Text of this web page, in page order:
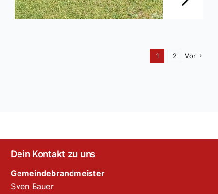
1 2 Vor
Dein Kontakt zu uns
Gemeindebrandmeister
Sven Bauer